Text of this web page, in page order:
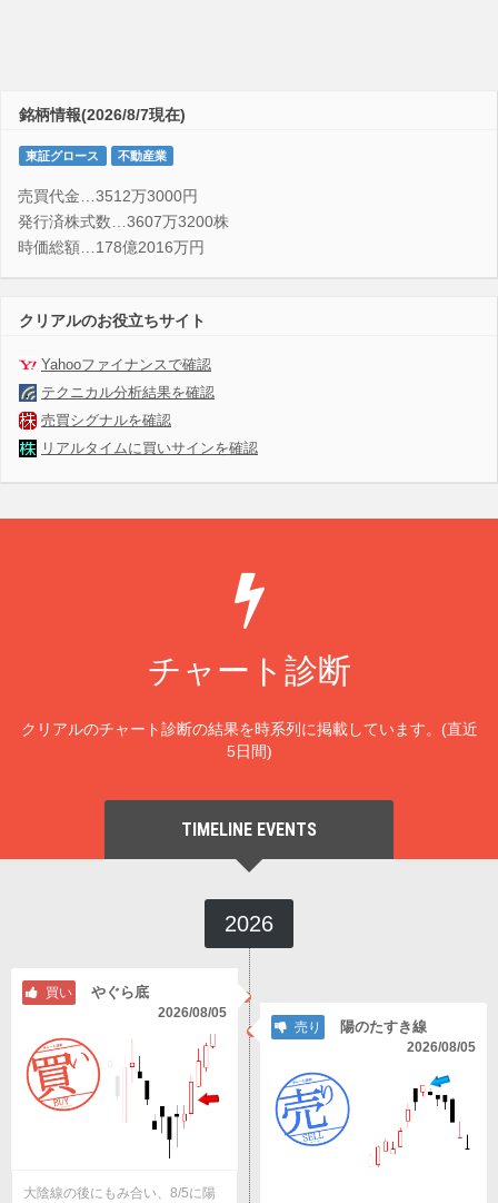
銘柄情報(2026/8/7現在)
東証グロース 不動産業
売買代金…3512万3000円
発行済株式数…3607万3200株
時価総額…178億2016万円
クリアルのお役立ちサイト
Yahooファイナンスで確認
テクニカル分析結果を確認
売買シグナルを確認
リアルタイムに買いサインを確認
チャート診断
クリアルのチャート診断の結果を時系列に掲載しています。(直近
5日間)
TIMELINE EVENTS
2026
買い やぐら底
2026/08/05
大陰線の後にもみ合い、8/5に陽
売り 陽のたすき線
2026/08/05